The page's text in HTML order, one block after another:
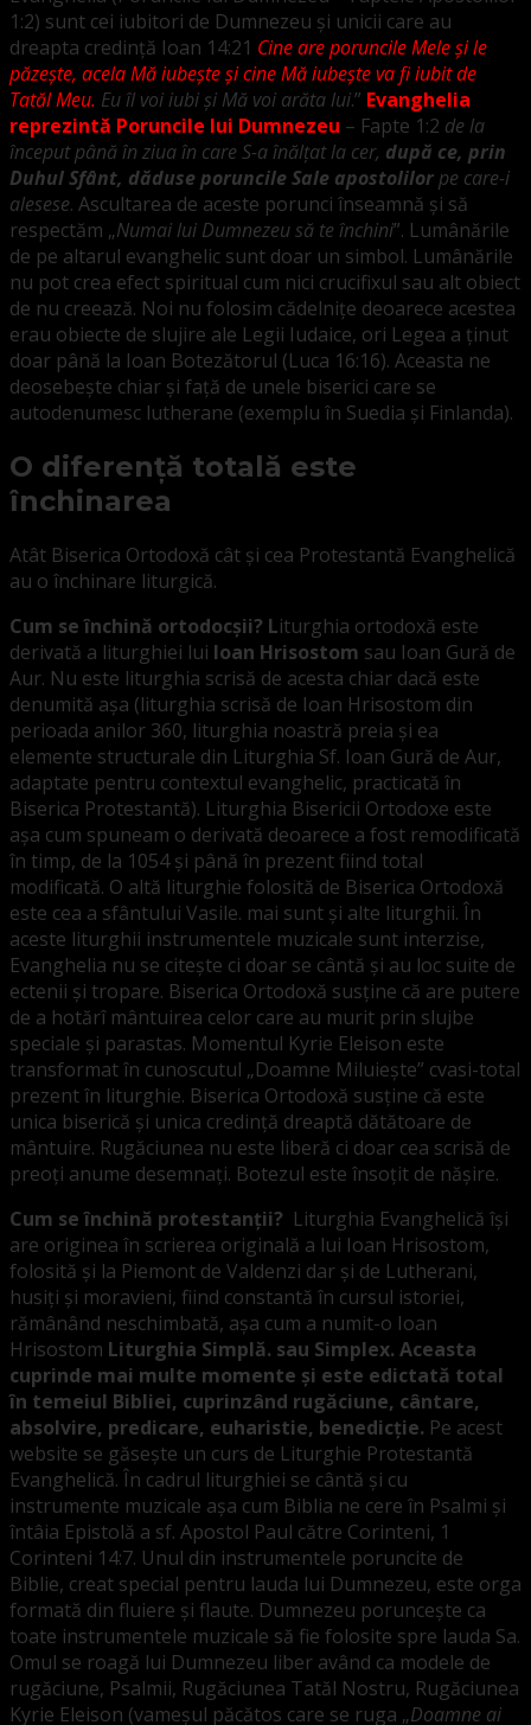
1:2) sunt cei iubitori de Dumnezeu și unicii care au
dreapta credință Ioan 14:21 Cineare poruncile Mele şi le
păzeşte, acela Mă iubeşte şi cine Mă iubeşte va fi iubit de
Tatăl Meu. Eu îl voi iubi şi Mă voi arăta lui.” Evanghelia
reprezintă Poruncile lui Dumnezeu – Fapte 1:2 de la
început până în ziua în care S-a înălţat la cer, după ce, prin
Duhul Sfânt, dăduse poruncile Sale apostolilor pe care-i
alesese. Ascultarea de aceste porunci înseamnă și să
respectăm „Numai lui Dumnezeu să te închini”. Lumânările
de pe altarul evanghelic sunt doar un simbol. Lumânările
nu pot crea efect spiritual cum nici crucifixul sau alt obiect
de nu creează. Noi nu folosim cădelnițe deoarece acestea
erau obiecte de slujire ale Legii Iudaice, ori Legea a ținut
doar până la Ioan Botezătorul (Luca 16:16). Aceasta ne
deosebește chiar și față de unele biserici care se
autodenumesc lutherane (exemplu în Suedia și Finlanda).
O diferență totală este
închinarea
Atât Biserica Ortodoxă cât și cea Protestantă Evanghelică
au o închinare liturgică.
Cum se închină ortodocșii? Liturghia ortodoxă este
derivată a liturghiei lui Ioan Hrisostom sau Ioan Gură de
Aur. Nu este liturghia scrisă de acesta chiar dacă este
denumită așa (liturghia scrisă de Ioan Hrisostom din
perioada anilor 360, liturghia noastră preia și ea
elemente structurale din Liturghia Sf. Ioan Gură de Aur,
adaptate pentru contextul evanghelic, practicată în
Biserica Protestantă). Liturghia Bisericii Ortodoxe este
așa cum spuneam o derivată deoarece a fost remodificată
în timp, de la 1054 și până în prezent fiind total
modificată. O altă liturghie folosită de Biserica Ortodoxă
este cea a sfântului Vasile. mai sunt și alte liturghii. În
aceste liturghii instrumentele muzicale sunt interzise,
Evanghelia nu se citește ci doar se cântă și au loc suite de
ectenii și tropare. Biserica Ortodoxă susține că are putere
de a hotărî mântuirea celor care au murit prin slujbe
speciale și parastas. Momentul Kyrie Eleison este
transformat în cunoscutul „Doamne Miluiește” cvasi-total
prezent în liturghie. Biserica Ortodoxă susține că este
unica biserică și unica credință dreaptă dătătoare de
mântuire. Rugăciunea nu este liberă ci doar cea scrisă de
preoți anume desemnați. Botezul este însoțit de nășire.
Cum se închină protestanții? Liturghia Evanghelică își
are originea în scrierea originală a lui Ioan Hrisostom,
folosită și la Piemont de Valdenzi dar și de Lutherani,
husiți și moravieni, fiind constantă în cursul istoriei,
rămânând neschimbată, așa cum a numit-o Ioan
Hrisostom Liturghia Simplă. sau Simplex. Aceasta
cuprinde mai multe momente și este edictată total
în temeiul Bibliei, cuprinzând rugăciune, cântare,
absolvire, predicare, euharistie, benedicție. Pe acest
website se găsește un curs de Liturghie Protestantă
Evanghelică. În cadrul liturghiei se cântă și cu
instrumente muzicale așa cum Biblia ne cere în Psalmi și
întâia Epistolă a sf. Apostol Paul către Corinteni, 1
Corinteni 14:7. Unul din instrumentele poruncite de
Biblie, creat special pentru lauda lui Dumnezeu, este orga
formată din fluiere și flaute. Dumnezeu poruncește ca
toate instrumentele muzicale să fie folosite spre lauda Sa.
Omul se roagă lui Dumnezeu liber având ca modele de
rugăciune, Psalmii, Rugăciunea Tatăl Nostru, Rugăciunea
Kyrie Eleison (vameșul păcătos care se ruga „Doamne ai